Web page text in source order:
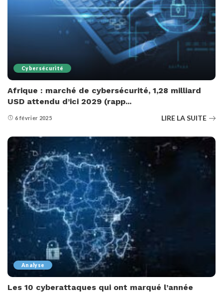
Cybersécurité
Afrique : marché de cybersécurité, 1,28 milliard
USD attendu d’ici 2029 (rapp...
6 février 2025 LIRE LA SUITE
Analyse
Les 10 cyberattaques qui ont marqué l’année